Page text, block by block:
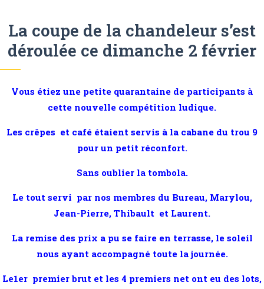
La coupe de la chandeleur s’est
déroulée ce dimanche 2 février
Vous étiez une petite quarantaine de participants à
cette nouvelle compétition ludique.
Les crêpes et café étaient servis à la cabane du trou 9
pour un petit réconfort.
Sans oublier la tombola.
Le tout servi par nos membres du Bureau, Marylou,
Jean-Pierre, Thibault et Laurent.
La remise des prix a pu se faire en terrasse, le soleil
nous ayant accompagné toute la journée.
Le1er premier brut et les 4 premiers net ont eu des lots,